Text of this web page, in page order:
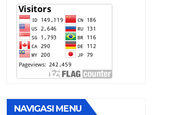
NAVIGASI MENU